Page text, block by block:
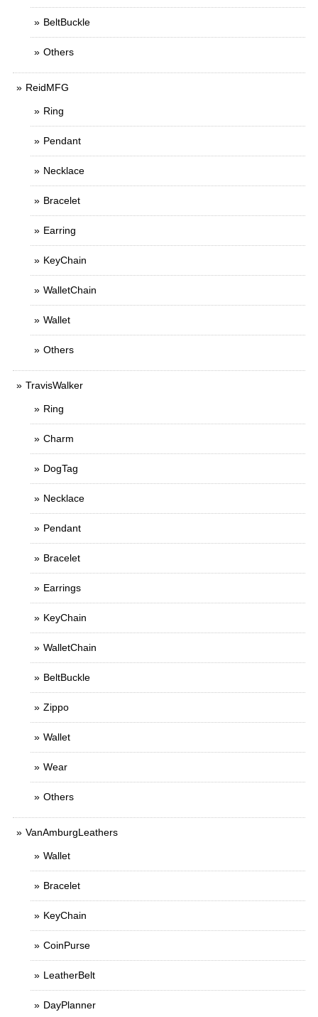
BeltBuckle
Others
ReidMFG
Ring
Pendant
Necklace
Bracelet
Earring
KeyChain
WalletChain
Wallet
Others
TravisWalker
Ring
Charm
DogTag
Necklace
Pendant
Bracelet
Earrings
KeyChain
WalletChain
BeltBuckle
Zippo
Wallet
Wear
Others
VanAmburgLeathers
Wallet
Bracelet
KeyChain
CoinPurse
LeatherBelt
DayPlanner